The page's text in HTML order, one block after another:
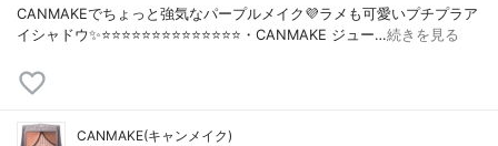
CANMAKEでちょっと強気なパープルメイク💜ラメも可愛いプチプラア
イシャドウ✨⭐️⭐️⭐️⭐️⭐️⭐️⭐️⭐️⭐️⭐️⭐️⭐️⭐️⭐️・CANMAKE ジュー…続きを見る
CANMAKE(キャンメイク)